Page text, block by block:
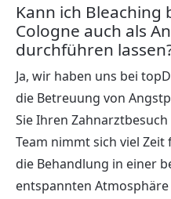
Kann ich Bleaching
Cologne auch als
durchführen
Ja, wir haben uns bei
die Betreuung von
Sie Ihren
Team nimmt sich viel
die Behandlung in einer
entspannten